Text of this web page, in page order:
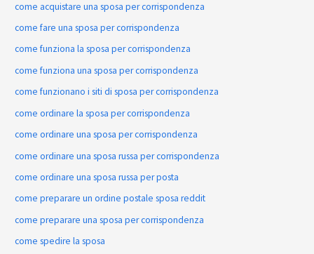
come acquistare una sposa per corrispondenza
come fare una sposa per corrispondenza
come funziona la sposa per corrispondenza
come funziona una sposa per corrispondenza
come funzionano i siti di sposa per corrispondenza
come ordinare la sposa per corrispondenza
come ordinare una sposa per corrispondenza
come ordinare una sposa russa per corrispondenza
come ordinare una sposa russa per posta
come preparare un ordine postale sposa reddit
come preparare una sposa per corrispondenza
come spedire la sposa